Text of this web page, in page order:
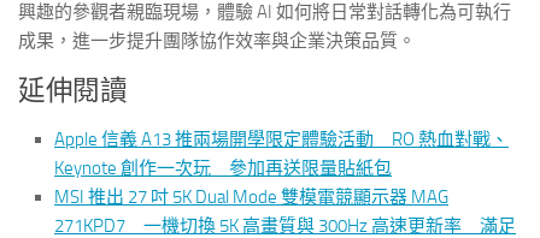
興趣的參觀者親臨現場，體驗 AI 如何將日常對話轉化為可執行
成果，進一步提升團隊協作效率與企業決策品質。
延伸閱讀
Apple 信義 A13 推兩場開學限定體驗活動 RO 熱血對戰、
Keynote 創作一次玩 參加再送限量貼紙包
MSI 推出 27 吋 5K Dual Mode 雙模電競顯示器 MAG
271KPD7 一機切換 5K 高畫質與 300Hz 高速更新率 滿足